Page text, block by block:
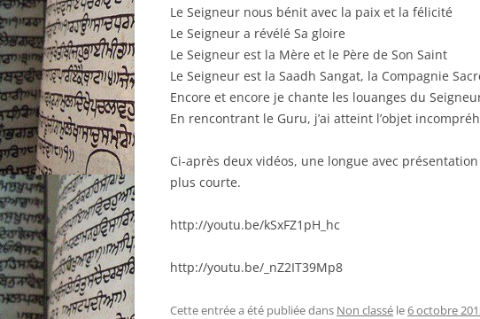
Le Seigneur nous bénit avec la paix et la félicité
Le Seigneur a révélé Sa gloire
Le Seigneur est la Mère et le Père de Son Saint
Le Seigneur est la Saadh Sangat, la Compagnie
Encore et encore je chante les louanges du
En rencontrant le Guru, j’ai atteint l’objet
Ci-après deux vidéos, une longue avec
plus courte.
http://youtu.be/kSxFZ1pH_hc
http://youtu.be/_nZ2IT39Mp8
Cette entrée a été publiée dans Non classé le6 octobre